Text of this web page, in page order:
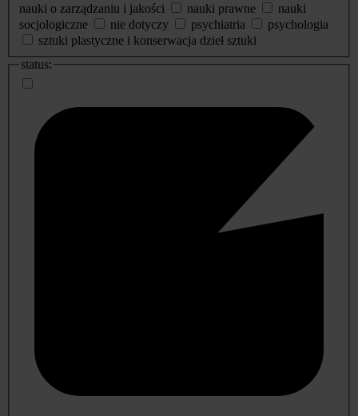
nauki o zarządzaniu i jakości
nauki prawne
nauki
socjologiczne
nie dotyczy psychiatria
psychologia
sztuki plastyczne i konserwacja dzieł sztuki
status: